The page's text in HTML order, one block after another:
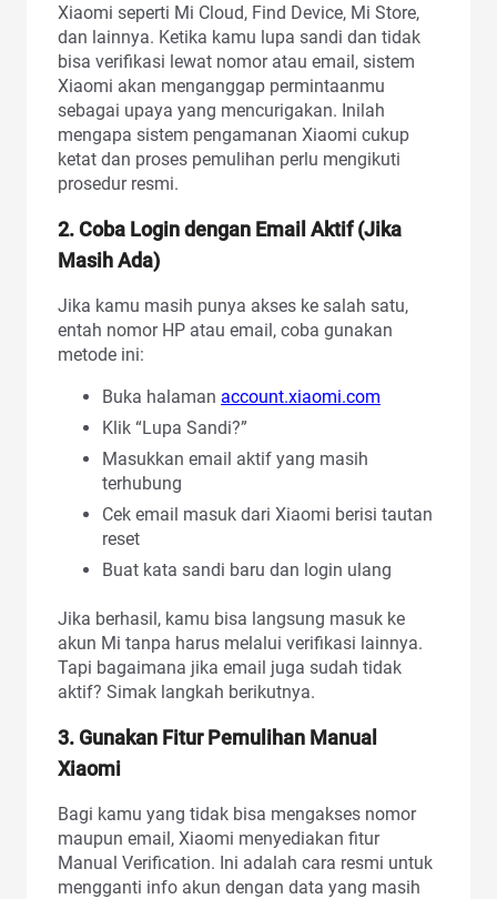
Xiaomi seperti Mi Cloud, Find Device, Mi Store,
dan lainnya. Ketika kamu lupa sandi dan tidak
bisa verifikasi lewat nomor atau email, sistem
Xiaomi akan menganggap permintaanmu
sebagai upaya yang mencurigakan. Inilah
mengapa sistem pengamanan Xiaomi cukup
ketat dan proses pemulihan perlu mengikuti
prosedur resmi.
2. Coba Login dengan Email Aktif (Jika
Masih Ada)
Jika kamu masih punya akses ke salah satu,
entah nomor HP atau email, coba gunakan
metode ini:
Buka halaman account.xiaomi.com
Klik “Lupa Sandi?”
Masukkan email aktif yang masih
terhubung
Cek email masuk dari Xiaomi berisi tautan
reset
Buat kata sandi baru dan login ulang
Jika berhasil, kamu bisa langsung masuk ke
akun Mi tanpa harus melalui verifikasi lainnya.
Tapi bagaimana jika email juga sudah tidak
aktif? Simak langkah berikutnya.
3. Gunakan Fitur Pemulihan Manual
Xiaomi
Bagi kamu yang tidak bisa mengakses nomor
maupun email, Xiaomi menyediakan fitur
Manual Verification. Ini adalah cara resmi untuk
mengganti info akun dengan data yang masih